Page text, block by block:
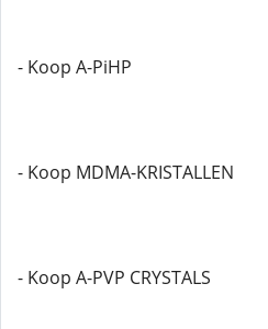
- Koop A-PiHP
- Koop MDMA-KRISTALLEN
- Koop A-PVP CRYSTALS